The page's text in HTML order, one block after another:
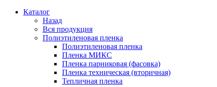
Каталог
Назад
Вся продукция
Полиэтиленовая пленка
Полиэтиленовая пленка
Пленка МИКС
Пленка парниковая (фасовка)
Пленка техническая (вторичная)
Тепличная пленка